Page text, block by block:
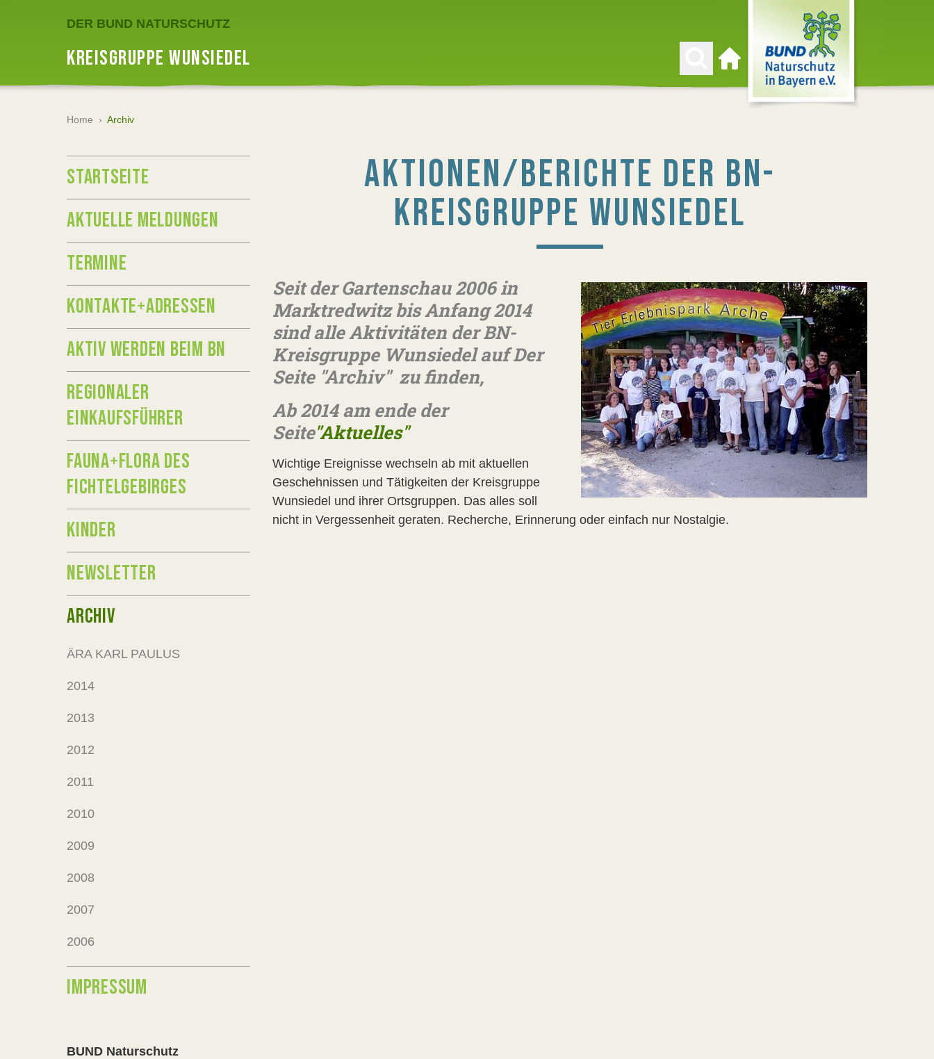
DER BUND NATURSCHUTZ
KREISGRUPPE WUNSIEDEL
Zur Startseite
Home › Archiv
AKTIONEN/BERICHTE DER BN-
KREISGRUPPE WUNSIEDEL
Seit der Gartenschau 2006 in
Marktredwitz bis Anfang 2014
sind alle Aktivitäten der BN-
Kreisgruppe Wunsiedel auf Der
Seite "Archiv" zu finden,
Ab 2014 am ende der
Seite"Aktuelles"
Wichtige Ereignisse wechseln ab mit aktuellen
Geschehnissen und Tätigkeiten der Kreisgruppe
Wunsiedel und ihrer Ortsgruppen. Das alles soll
nicht in Vergessenheit geraten. Recherche, Erinnerung oder einfach nur Nostalgie.
STARTSEITE
AKTUELLE MELDUNGEN
TERMINE
KONTAKTE+ADRESSEN
AKTIV WERDEN BEIM BN
REGIONALER
EINKAUFSFÜHRER
FAUNA+FLORA DES
FICHTELGEBIRGES
KINDER
NEWSLETTER
ARCHIV
ÄRA KARL PAULUS
2014
2013
2012
2011
2010
2009
2008
2007
2006
IMPRESSUM
BUND Naturschutz